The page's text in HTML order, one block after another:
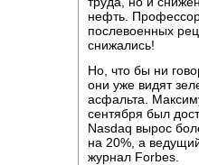
нефть.
послевоенных
снижались!
Но, что бы ни
они уже видят
асфальта.
сентября был
Nasdaq вырос
на 20%, а
журнал Forbes.